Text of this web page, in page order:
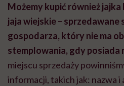
Możemy kupić również
jaja wiejskie – sprzedawane
gospodarza, który nie ma
stemplowania, gdy posiada
miejscu sprzedaży
informacji, takich jak: nazwa